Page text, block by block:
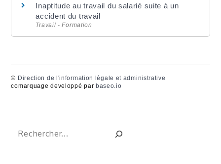
Inaptitude au travail du salarié suite à un
accident du travail
Travail - Formation
© Direction de l'information légale et administrative
comarquage developpé par baseo.io
Rechercher